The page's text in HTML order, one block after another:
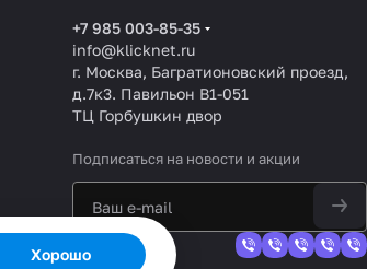
+7 985 003-85-35
info@klicknet.ru
г. Москва, Багратионовский проезд,
д.7к3. Павильон B1-051
ТЦ Горбушкин двор
Подписаться на новости и акции
Хорошо